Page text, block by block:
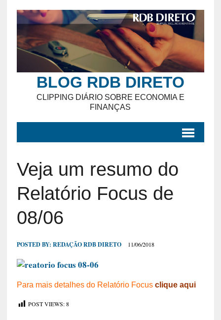
BLOG RDB DIRETO
CLIPPING DIÁRIO SOBRE ECONOMIA E
FINANÇAS
Veja um resumo do
Relatório Focus de
08/06
POSTED BY: REDAÇÃO RDB DIRETO 11/06/2018
Para mais detalhes do Relatório Focus clique aqui
POST VIEWS: 8